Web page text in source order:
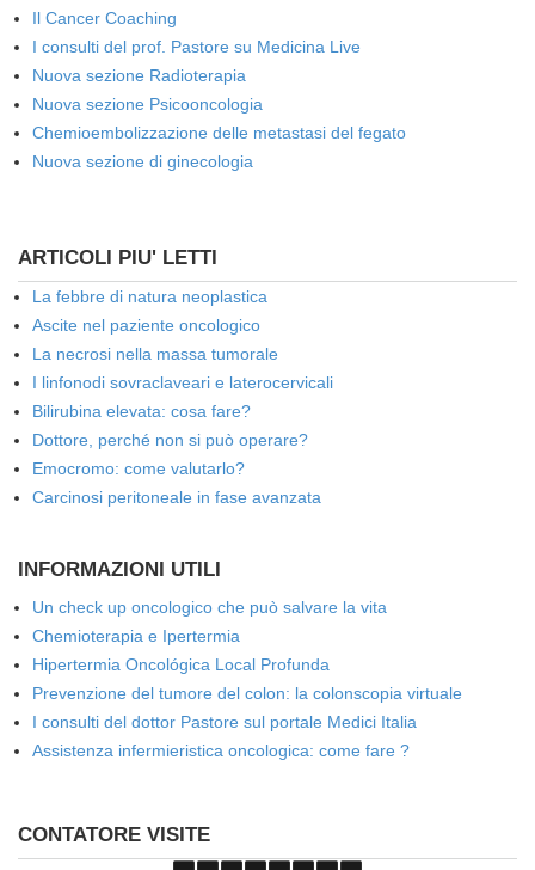
Il Cancer Coaching
I consulti del prof. Pastore su Medicina Live
Nuova sezione Radioterapia
Nuova sezione Psicooncologia
Chemioembolizzazione delle metastasi del fegato
Nuova sezione di ginecologia
ARTICOLI PIU' LETTI
La febbre di natura neoplastica
Ascite nel paziente oncologico
La necrosi nella massa tumorale
I linfonodi sovraclaveari e laterocervicali
Bilirubina elevata: cosa fare?
Dottore, perché non si può operare?
Emocromo: come valutarlo?
Carcinosi peritoneale in fase avanzata
INFORMAZIONI UTILI
Un check up oncologico che può salvare la vita
Chemioterapia e Ipertermia
Hipertermia Oncológica Local Profunda
Prevenzione del tumore del colon: la colonscopia virtuale
I consulti del dottor Pastore sul portale Medici Italia
Assistenza infermieristica oncologica: come fare ?
CONTATORE VISITE